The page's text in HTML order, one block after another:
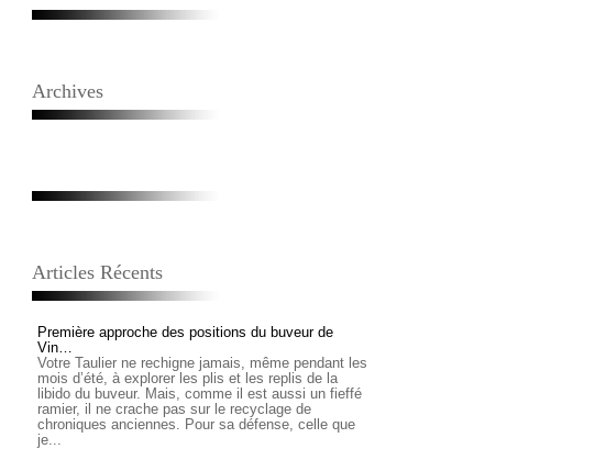
Archives
Articles Récents
Première approche des positions du buveur de
Vin…
Votre Taulier ne rechigne jamais, même pendant les
mois d’été, à explorer les plis et les replis de la
libido du buveur. Mais, comme il est aussi un fieffé
ramier, il ne crache pas sur le recyclage de
chroniques anciennes. Pour sa défense, celle que
je...